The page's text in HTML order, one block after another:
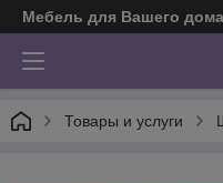
Мебель для Вашего
Товары и услуги